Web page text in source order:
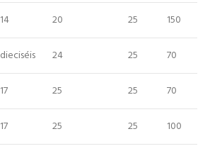
14 20 25 150
dieciséis 24 25 70
17 25 25 70
17 25 25 100